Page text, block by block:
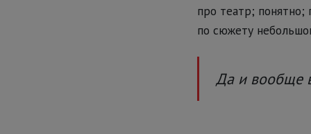
про театр; понятно;
по сюжету
Да и вообще